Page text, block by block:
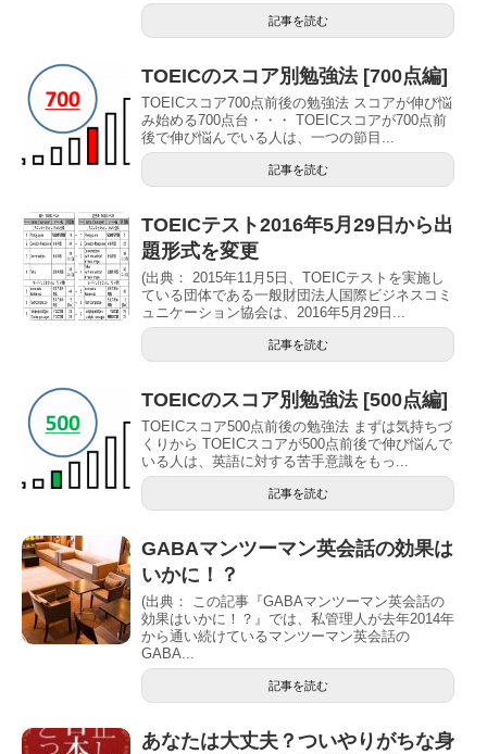
記事を読む
TOEICのスコア別勉強法 [700点編]
TOEICスコア700点前後の勉強法 スコアが伸び悩
み始める700点台・・・ TOEICスコアが700点前
後で伸び悩んでいる人は、一つの節目...
記事を読む
TOEICテスト2016年5月29日から出
題形式を変更
(出典： 2015年11月5日、TOEICテストを実施し
ている団体である一般財団法人国際ビジネスコミ
ュニケーション協会は、2016年5月29日...
記事を読む
TOEICのスコア別勉強法 [500点編]
TOEICスコア500点前後の勉強法 まずは気持ちづ
くりから TOEICスコアが500点前後で伸び悩んで
いる人は、英語に対する苦手意識をもっ...
記事を読む
GABAマンツーマン英会話の効果は
いかに！？
(出典： この記事『GABAマンツーマン英会話の
効果はいかに！？』では、私管理人が去年2014年
から通い続けているマンツーマン英会話の
GABA...
記事を読む
あなたは大丈夫？ついやりがちな身